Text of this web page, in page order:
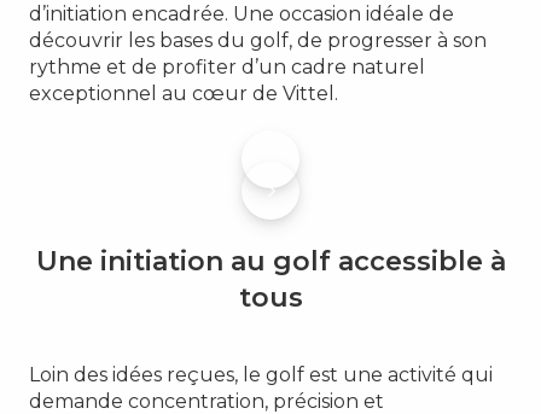
d’initiation encadrée. Une occasion idéale de
découvrir les bases du golf, de progresser à son
rythme et de profiter d’un cadre naturel
exceptionnel au cœur de Vittel.
Une initiation au golf accessible à
tous
Loin des idées reçues, le golf est une activité qui
demande concentration, précision et